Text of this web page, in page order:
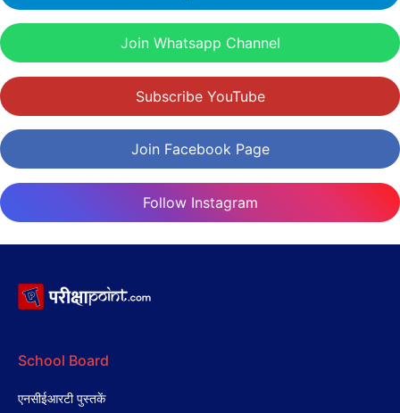
Join Whatsapp Channel
Subscribe YouTube
Join Facebook Page
Follow Instagram
School Board
एनसीईआरटी पुस्तकें